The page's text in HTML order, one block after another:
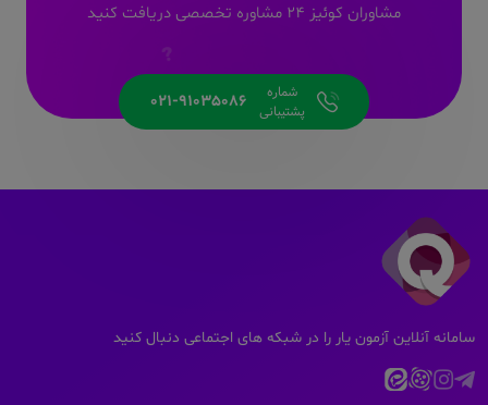
مشاوران کوئیز 24 مشاوره تخصصی دریافت کنید
شماره
پشتیبانی
021-91035086
سامانه آنلاین آزمون یار را در شبکه های اجتماعی دنبال کنید